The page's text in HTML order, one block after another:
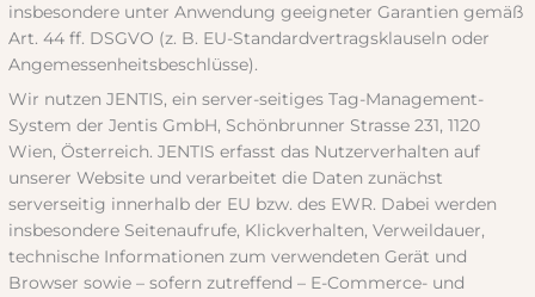
insbesondere unter Anwendung geeigneter Garantien gemäß
Art. 44 ff. DSGVO (z. B. EU-Standardvertragsklauseln oder
Angemessenheitsbeschlüsse).
Wir nutzen JENTIS, ein server-seitiges Tag-Management-
System der Jentis GmbH, Schönbrunner Strasse 231, 1120
Wien, Österreich. JENTIS erfasst das Nutzerverhalten auf
unserer Website und verarbeitet die Daten zunächst
serverseitig innerhalb der EU bzw. des EWR. Dabei werden
insbesondere Seitenaufrufe, Klickverhalten, Verweildauer,
technische Informationen zum verwendeten Gerät und
Browser sowie – sofern zutreffend – E-Commerce- und